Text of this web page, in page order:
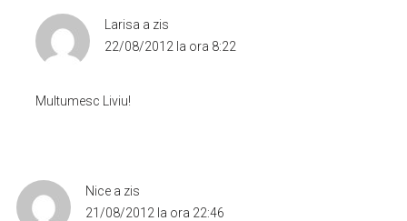
Larisa a zis
22/08/2012 la ora 8:22
Multumesc Liviu!
Nice a zis
21/08/2012 la ora 22:46